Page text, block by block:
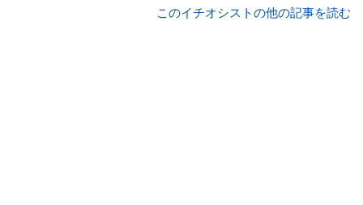
このイチオシストの他の記事を読む